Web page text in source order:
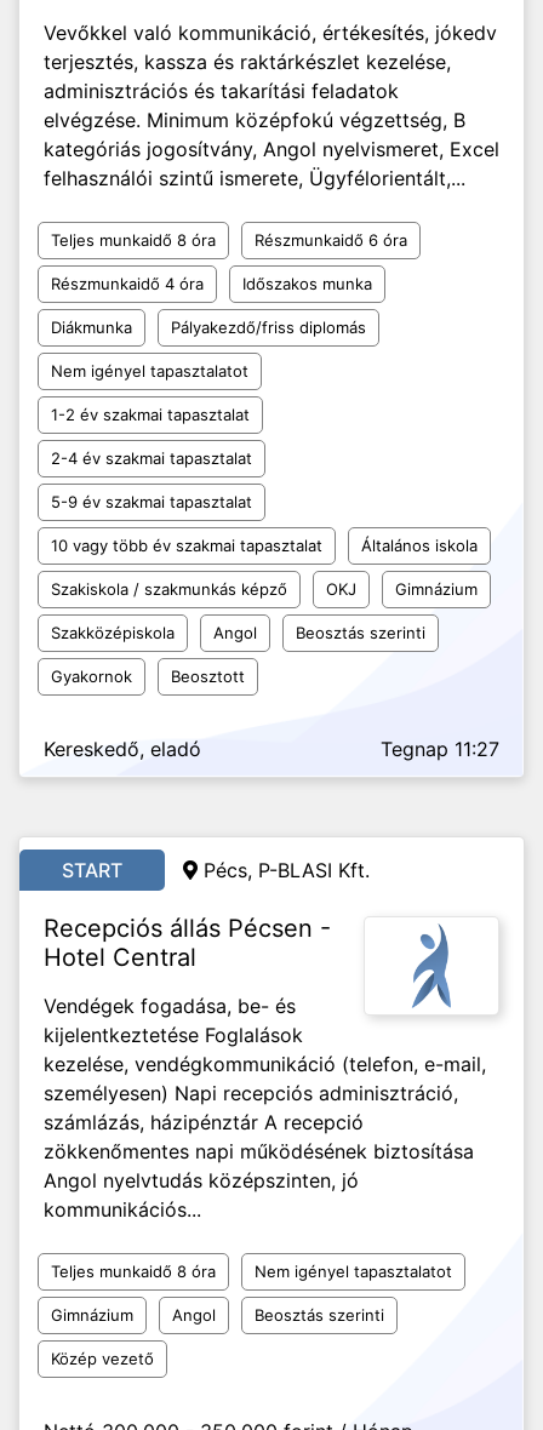
Vevőkkel való kommunikáció, értékesítés, jókedv
terjesztés, kassza és raktárkészlet kezelése,
adminisztrációs és takarítási feladatok
elvégzése. Minimum középfokú végzettség, B
kategóriás jogosítvány, Angol nyelvismeret, Excel
felhasználói szintű ismerete, Ügyfélorientált,...
Teljes munkaidő 8 óra Részmunkaidő 6 óra
Részmunkaidő 4 óra Időszakos munka
Diákmunka Pályakezdő/friss diplomás
Nem igényel tapasztalatot
1-2 év szakmai tapasztalat
2-4 év szakmai tapasztalat
5-9 év szakmai tapasztalat
10 vagy több év szakmai tapasztalat Általános iskola
Szakiskola / szakmunkás képző OKJ Gimnázium
Szakközépiskola Angol Beosztás szerinti
Gyakornok Beosztott
Kereskedő, eladó Tegnap 11:27
START Pécs, P-BLASI Kft.
Recepciós állás Pécsen -
Hotel Central
Vendégek fogadása, be- és
kijelentkeztetése Foglalások
kezelése, vendégkommunikáció (telefon, e-mail,
személyesen) Napi recepciós adminisztráció,
számlázás, házipénztár A recepció
zökkenőmentes napi működésének biztosítása
Angol nyelvtudás középszinten, jó
kommunikációs...
Teljes munkaidő 8 óra Nem igényel tapasztalatot
Gimnázium Angol Beosztás szerinti
Közép vezető